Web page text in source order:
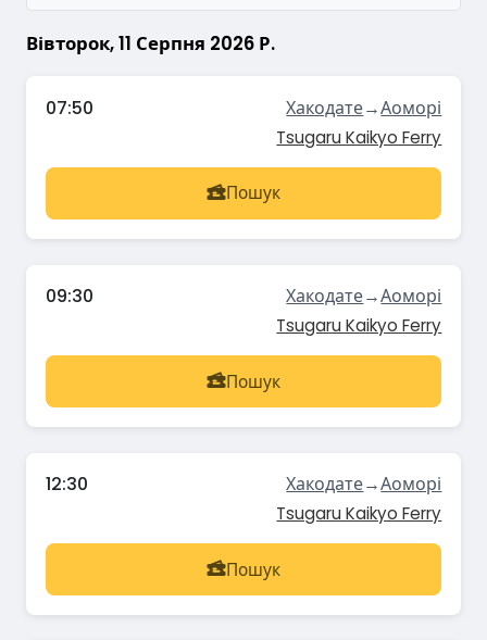
Вівторок, 11 Серпня 2026 Р.
07:50 Хакодате→Аоморі
Tsugaru Kaikyo Ferry
Пошук
09:30 Хакодате→Аоморі
Tsugaru Kaikyo Ferry
Пошук
12:30 Хакодате→Аоморі
Tsugaru Kaikyo Ferry
Пошук